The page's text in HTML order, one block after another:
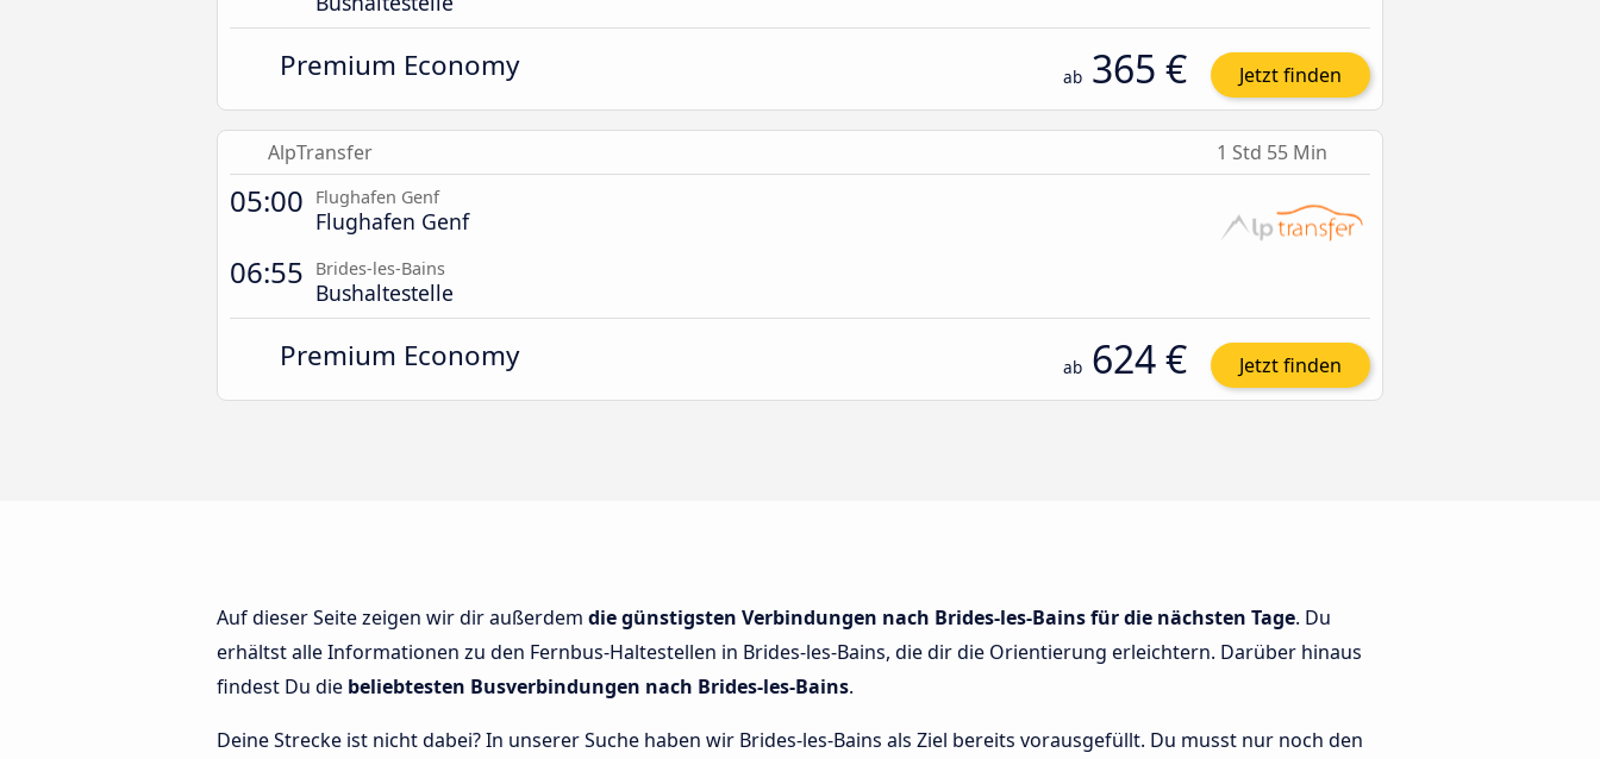
Premium Economy ab 365 € Jetzt finden
AlpTransfer 1 Std 55 Min
05:00 Flughafen Genf
Flughafen Genf
06:55 Brides-les-Bains
Bushaltestelle
Premium Economy ab 624 € Jetzt finden
Auf dieser Seite zeigen wir dir außerdem die günstigsten Verbindungen nach Brides-les-Bains für die nächsten Tage. Du
erhältst alle Informationen zu den Fernbus-Haltestellen in Brides-les-Bains, die dir die Orientierung erleichtern. Darüber hinaus
findest Du die beliebtesten Busverbindungen nach Brides-les-Bains.
Deine Strecke ist nicht dabei? In unserer Suche haben wir Brides-les-Bains als Ziel bereits vorausgefüllt. Du musst nur noch den